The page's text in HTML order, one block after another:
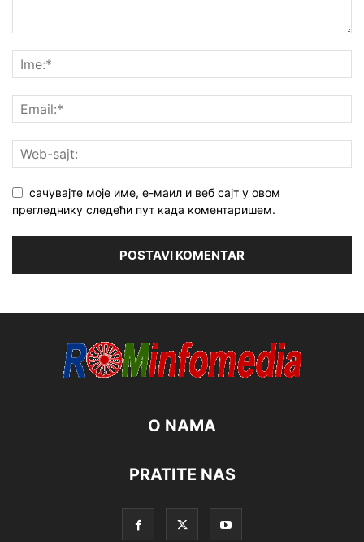
сачувајте моје име, е-маил и веб сајт у овом
прегледнику следећи пут када коментаришем.
O NAMA
PRATITE NAS